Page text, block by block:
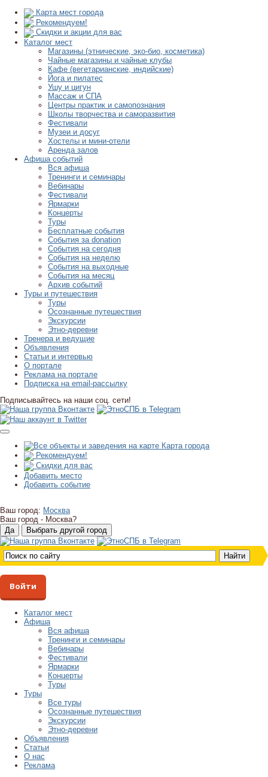
Карта мест города
Рекомендуем!
Скидки и акции для вас
Каталог мест
Магазины (этнические, эко-био, косметика)
Чайные магазины и чайные клубы
Кафе (вегетарианские, индийские)
Йога и пилатес
Ушу и цигун
Массаж и СПА
Центры практик и самопознания
Школы творчества и саморазвития
Фестивали
Музеи и досуг
Хостелы и мини-отели
Аренда залов
Афиша событий
Вся афиша
Тренинги и семинары
Вебинары
Фестивали
Ярмарки
Концерты
Туры
Бесплатные события
События за donation
События на сегодня
События на неделю
События на выходные
События на месяц
Архив событий
Туры и путешествия
Туры
Осознанные путешествия
Экскурсии
Этно-деревни
Тренера и ведущие
Объявления
Статьи и интервью
О портале
Реклама на портале
Подписка на email-рассылку
Подписывайтесь на наши соц. сети!
Карта города
Рекомендуем!
Скидки для вас
Добавить место
Добавить событие
Ваш город: Москва
Ваш город - Москва?
Войти
Каталог мест
Афиша
Вся афиша
Тренинги и семинары
Вебинары
Фестивали
Ярмарки
Концерты
Туры
Туры
Все туры
Осознанные путешествия
Экскурсии
Этно-деревни
Объявления
Статьи
О нас
Реклама